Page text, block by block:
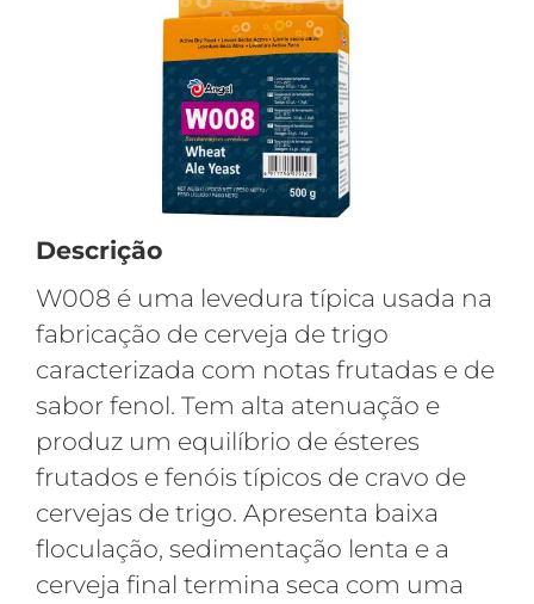
Descrição
W008 é uma levedura típica usada na
fabricação de cerveja de trigo
caracterizada com notas frutadas e de
sabor fenol. Tem alta atenuação e
produz um equilíbrio de ésteres
frutados e fenóis típicos de cravo de
cervejas de trigo. Apresenta baixa
floculação, sedimentação lenta e a
cerveja final termina seca com uma